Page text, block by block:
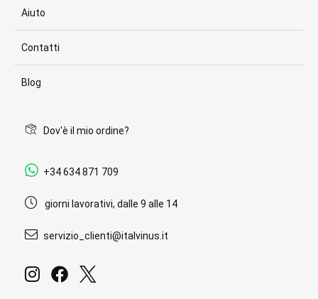
Aiuto
Contatti
Blog
Dov'è il mio ordine?
+34 634 871 709
giorni lavorativi, dalle 9 alle 14
servizio_clienti@italvinus.it